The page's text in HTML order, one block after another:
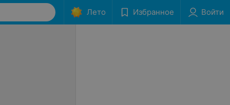
Лето Избранное Войти